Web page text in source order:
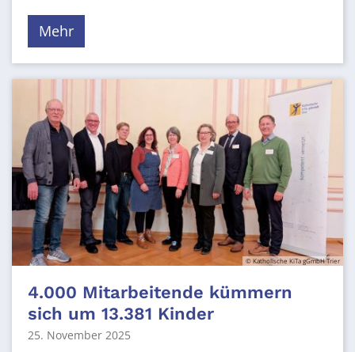
Mehr
© Katholische KiTa gGmbH Trier
4.000 Mitarbeitende kümmern
sich um 13.381 Kinder
25. November 2025